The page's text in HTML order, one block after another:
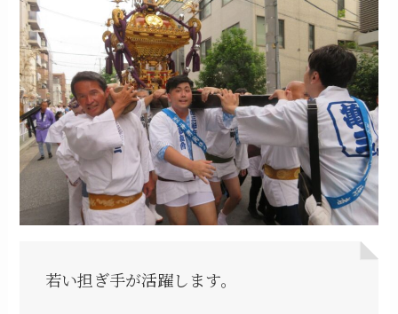
若い担ぎ手が活躍します。